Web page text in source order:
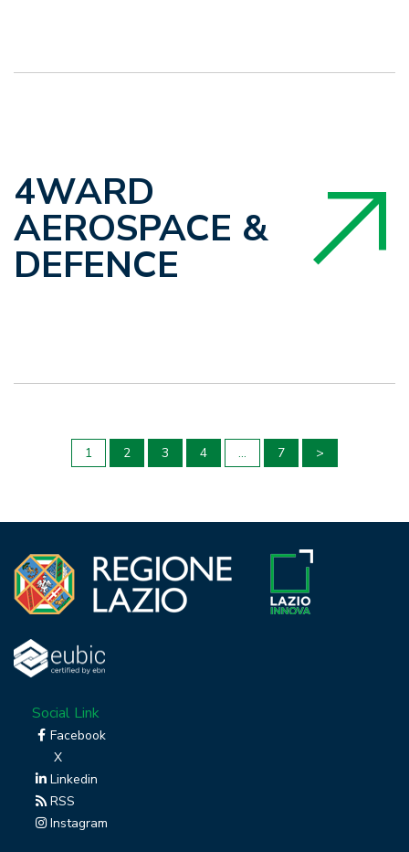
4WARD
AEROSPACE &
DEFENCE
Paginazione
articoli
1 2 3 4 … 7 >
Social Link
Facebook
X
Linkedin
RSS
Instagram